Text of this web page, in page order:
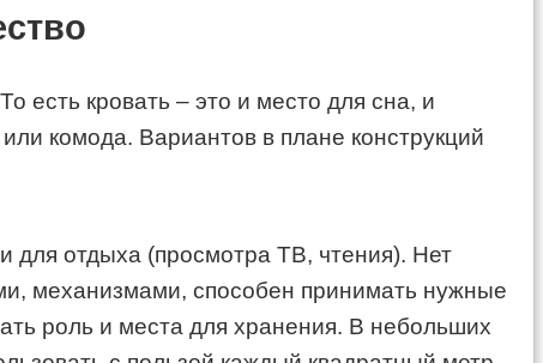
есть кровать – это и место для сна, и
комода. Вариантов в плане конструкций
для отдыха (просмотра ТВ, чтения). Нет
механизмами, способен принимать нужные
роль и места для хранения. В небольших